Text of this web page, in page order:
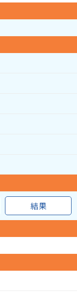
結果